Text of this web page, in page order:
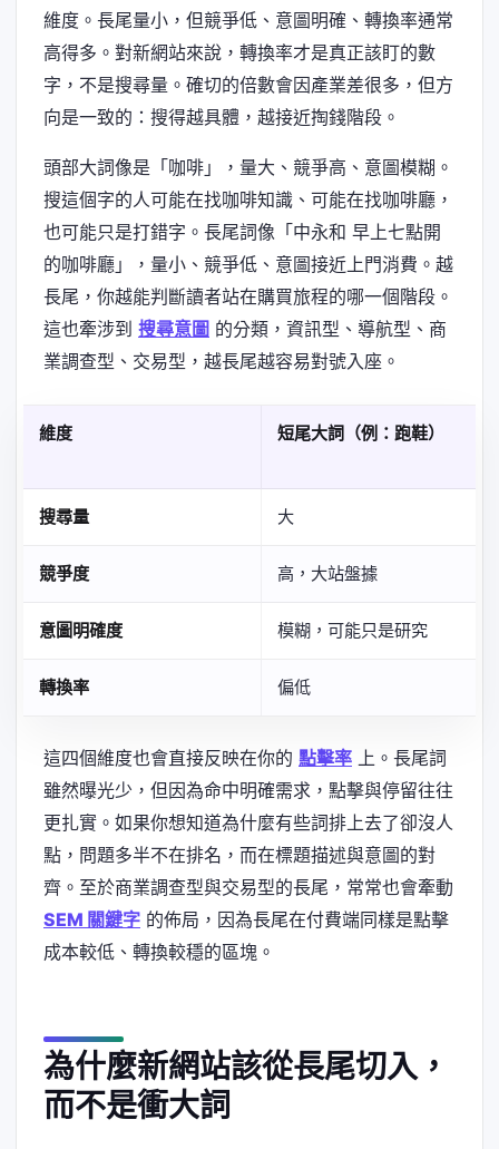
維度。長尾量小，但競爭低、意圖明確、轉換率通常
高得多。對新網站來說，轉換率才是真正該盯的數
字，不是搜尋量。確切的倍數會因產業差很多，但方
向是一致的：搜得越具體，越接近掏錢階段。
頭部大詞像是「咖啡」，量大、競爭高、意圖模糊。
搜這個字的人可能在找咖啡知識、可能在找咖啡廳，
也可能只是打錯字。長尾詞像「中永和 早上七點開
的咖啡廳」，量小、競爭低、意圖接近上門消費。越
長尾，你越能判斷讀者站在購買旅程的哪一個階段。
這也牽涉到 搜尋意圖 的分類，資訊型、導航型、商
業調查型、交易型，越長尾越容易對號入座。
維度 短尾大詞（例：跑鞋）
搜尋量 大
競爭度 高，大站盤據
意圖明確度 模糊，可能只是研究
轉換率 偏低
這四個維度也會直接反映在你的 點擊率 上。長尾詞
雖然曝光少，但因為命中明確需求，點擊與停留往往
更扎實。如果你想知道為什麼有些詞排上去了卻沒人
點，問題多半不在排名，而在標題描述與意圖的對
齊。至於商業調查型與交易型的長尾，常常也會牽動
SEM 關鍵字 的佈局，因為長尾在付費端同樣是點擊
成本較低、轉換較穩的區塊。
為什麼新網站該從長尾切入，
而不是衝大詞